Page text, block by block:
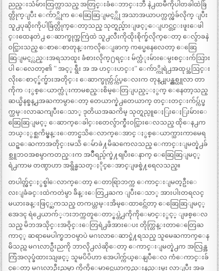
ညည္းသံမ်ားထြက္လာသည္ အတြင္းခံေဘာင္းဘီ နဲ႕ထမီကိုပါတခါထဲခ်ြ
တ္လိုက္ျပီး ေက်ာ္ကိုက ေဆြေဆြျမင့္ကို အသာအယာပက္လက္လွဲခ်လိုက္ ျပီး
သူ႕ပုဆိုးကိုပါခ်ြတ္လိုက္ေတာ့သည္ သုတ္ရည္မ်ားျဖင့္ေျပာင္တင္းဖူးေဖါ
င္းထေနတဲ႕ ေဆာက္ဖုက္အကြဲထဲ သူ႕လီးကိုထိုးစိုက္ခ်လိုက္ေတာ့ ေလ်ွာခနဲ
ဝင္သြားသည္ ေစာေစာတုန္းကလိုေျခာက္ ကပ္မေနေလေတာ့ ေဆြေ
ဆြျမင့္လည္းအရသာထူး ခံစားလိုက္႐ရင္း မ်က္လံုးမ်ားေမွးစင္းက်သြား
ပါ ေလေတာ့၏ ” အင့္ ရွီး အ အ ဟင္းဟင္း” ေက်ာ္ကိုရဲ႕အထုပ္အသြင္း
လိုးေစာင့္ခ်က္မ်ားအတိုင္း ေဆာက္ဖုတ္က်ပ္က်ပ္ေလးက တုန္႕ျပန္ညွစ္ယူလာ တာ
ကိုက ႏွစ္ေယာက္လံုးကာမစည္းစိမ္ေတြျပည့္ႏွက္ ေနေတာ့သည္
ဆယ္မိနစ္ခန္႕အႀကာမွာေတာ့ တေယာက္နဲ႕တေယာက္ တင္းတင္းက်ပ္က်ပ္ဖ
က္ယမ္းလာႀကျပီးေသာ္ ဒုတိယအႀကိမ္ သုတ္ရည္ပူေႏြးေႏြးမ်ားေ
ဆြေဆြျမင့္ ေဆာက္ေခါင္းတေလ်ွာက္စီးဝင္သြားေလသည္ ထိုေန႕က
ဘယ္ႏွစ္ႀကိမ္မွန္းေတာင္မသိေလာက္ေအာင္ ႏွစ္ေယာက္သားကာမေရ
ယဥ္ေႀကာအတိုင္းမသိ ေမ်ာခဲ႔မိႀကေလသည္ ေကာင္းျမတ္နဲ႕ခ်
စ္သူဘဝအစမွာကတည္းက အပ်ိဳရည္ပ်က္ခဲ႔ရျပီးေနာက္ ေဆြေဆြျမင့္
ရဲ႕ကာမ တဏွာဟာ အရွိန္မသတ္ႏိုင္ေအာင္ျဖစ္ခဲ႔ရေလသည္။
တပါတ္လ်ွင္ႏွစ္ခါေလာက္ေတာ့ ေတာရြာဘက္က ေကာင္းျမတ္ဦးေ
လးျခံခင္းထဲကတဲမွာ ခ်ိန္းေတြ႕ႀက ျပီးေသာ္ အားပါးတရလင္
မယားခန္းဖြင့္ႀကသည္ တကယ္တမ္းအိမ္ေထာင္က်ေတာ့ ေဆြေဆြျမင့္
အေဒၚ ရဲ႕ေယာက်္ားဘက္ကတူေတာ္စပ္တဲ႕ကိုကိုေမာင္ႏွင့္ ျဖစ္ေလ
သည္ မိဘအသိုင္းအဝိုင္းေတြရဲ႕ဖိအားေပး တိုက္တြန္းတာေတြေႀ
ကာင့္ ဆရာမေပါက္စဘဝမွာပဲ မဂၤလာေဆာင္ခဲ႔ရသည္ သူမေႀကာက္ေန
မိသည္က မဂၤလာဦးညကို ဘာလို႕လဲဆိုေတာ့ ေကာင္းျမတ္နဲ႕က အလြန္အ
က်ြံအလုပ္ခံထားသျဖင့္ သူမပိပိဟာ အေပါက္က်ယ္ေနျပီေလ ကံေကာင္းခ်
င္ေတာ့ မဂၤလာဦးညမွာ ကိုကိုေမာင္တေယာက္နည္းနည္းမူး လာျပီး အခ